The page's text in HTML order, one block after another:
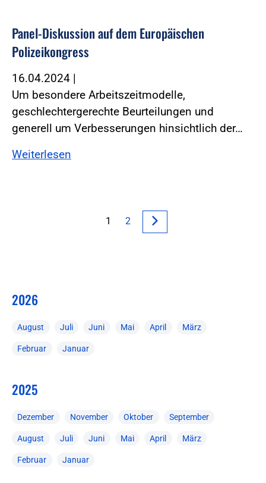
Panel-Diskussion auf dem Europäischen
Polizeikongress
16.04.2024 |
Um besondere Arbeitszeitmodelle,
geschlechtergerechte Beurteilungen und
generell um Verbesserungen hinsichtlich der…
Weiterlesen
1 2
2026
August Juli Juni Mai April März
Februar Januar
2025
Dezember November Oktober September
August Juli Juni Mai April März
Februar Januar